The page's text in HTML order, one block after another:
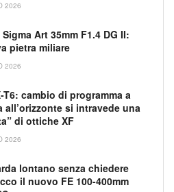
2026
Art 35mm F1.4 DG II:
pietra miliare
2026
T6: cambio di programma a
all’orizzonte si intravede una
di ottiche XF
2026
lontano senza chiedere
il nuovo FE 100-400mm